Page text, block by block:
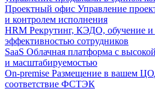
Проектный офис Управление
и контролем исполнения
HRM Рекрутинг, КЭДО, обучение и
эффективностью сотрудников
SaaS Облачная платформа с
и масштабируемостью
On-premise Размещение в вашем
соответствие ФСТЭК